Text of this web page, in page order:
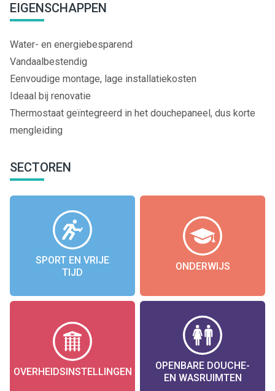
EIGENSCHAPPEN
Water- en energiebesparend
Vandaalbestendig
Eenvoudige montage, lage installatiekosten
Ideaal bij renovatie
Thermostaat geïntegreerd in het douchepaneel, dus korte
mengleiding
SECTOREN
SPORT EN VRIJE
TIJD
ONDERWIJS
OVERHEIDSINSTELLINGEN
OPENBARE DOUCHE-
EN WASRUIMTEN